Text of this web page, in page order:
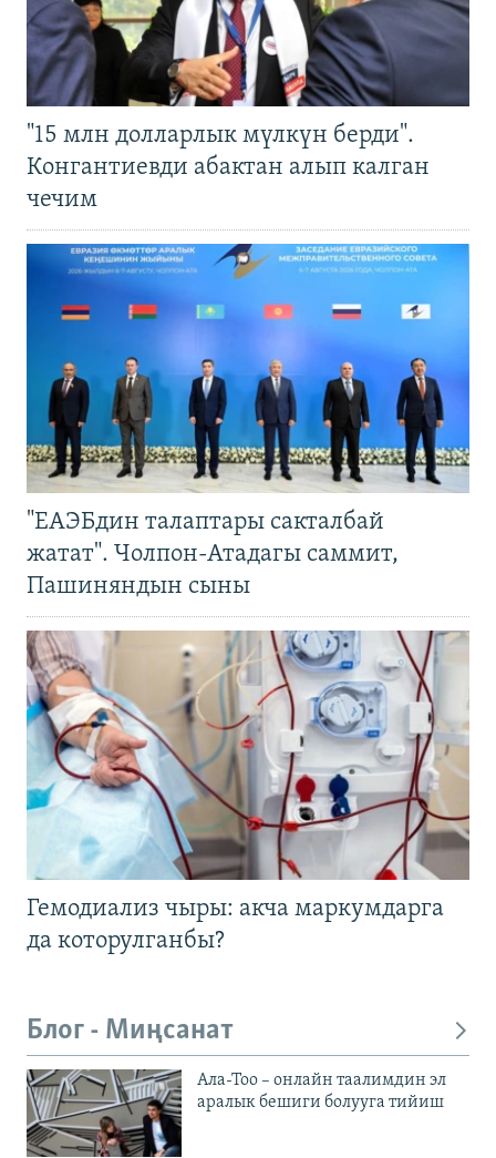
"15 млн долларлык мүлкүн берди".
Конгантиевди абактан алып калган
чечим
"ЕАЭБдин талаптары сакталбай
жатат". Чолпон-Атадагы саммит,
Пашиняндын сыны
Гемодиализ чыры: акча маркумдарга
да которулганбы?
Блог - Миңсанат
Ала-Тоо – онлайн таалимдин эл
аралык бешиги болууга тийиш